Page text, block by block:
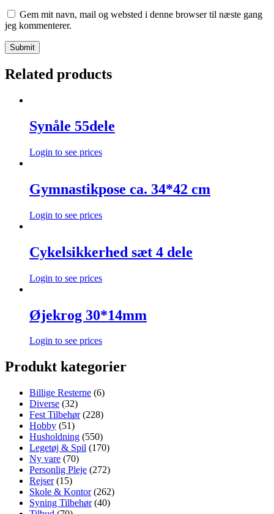
Gem mit navn, mail og websted i denne browser til næste gang
jeg kommenterer.
Related products
Synåle 55dele
Login to see prices
Gymnastikpose ca. 34*42 cm
Login to see prices
Cykelsikkerhed sæt 4 dele
Login to see prices
Øjekrog 30*14mm
Login to see prices
Produkt kategorier
Billige Resterne (6)
Diverse (32)
Fest Tilbehør (228)
Hobby (51)
Husholdning (550)
Legetøj & Spil (170)
Ny vare (70)
Personlig Pleje (272)
Rejser (15)
Skole & Kontor (262)
Syning Tilbehør (40)